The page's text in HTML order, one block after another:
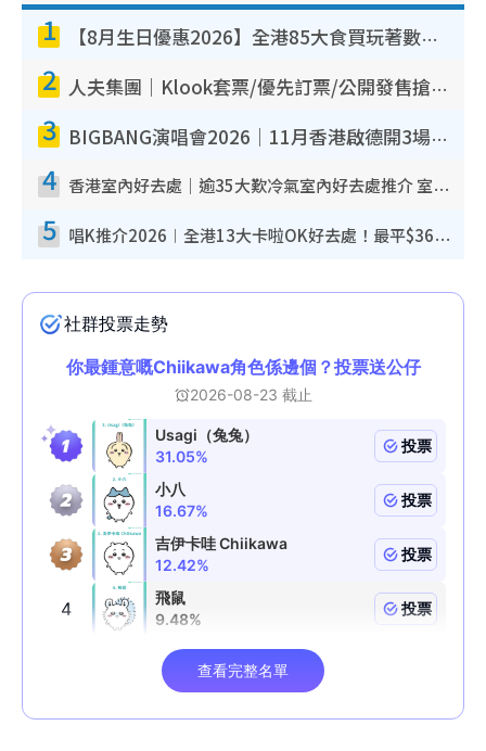
1 【8月生日優惠2026】全港85大食買玩著數攻略 自助餐/火鍋放題同行免費＋誠品/DONKI送現金券
2 人夫集團｜Klook套票/優先訂票/公開發售搶飛攻略！附票價.購票連結.場地座位表
3 BIGBANG演唱會2026｜11月香港啟德開3場！實名制VIP申請、優先購票攻略
4 香港室內好去處｜逾35大歎冷氣室內好去處推介 室內活動免費避雨無懼落雨
5 唱K推介2026︱全港13大卡啦OK好去處！最平$36起 日文K都有！(附地址+收費詳情)